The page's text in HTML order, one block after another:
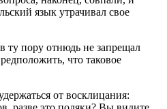
язык утрачивал свое
ту пору отнюдь не запрещал
что таковое
от восклицания: